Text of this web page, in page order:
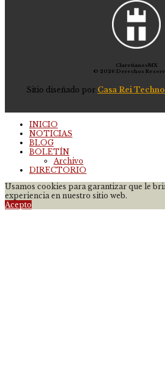
ClaretianosMX
© 2026 Derechos
Sitio diseñado por Casa Rei
INICIO
NOTICIAS
BLOG
BOLETÍN
Archivo
DIRECTORIO
Usamos cookies para garantizar que le
experiencia en nuestro sitio web.
Acepto